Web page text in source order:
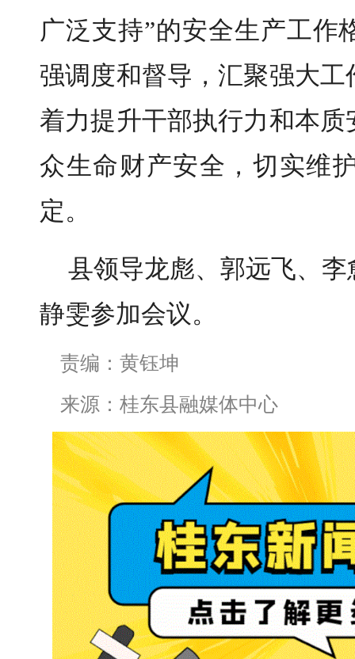
广泛支持”的安全生产工作
强调度和督导，汇聚强大
着力提升干部执行力和本
众生命财产安全，切实维
定。
县领导龙彪、郭远飞、
静雯参加会议。
责编：黄钰坤
来源：桂东县融媒体中心